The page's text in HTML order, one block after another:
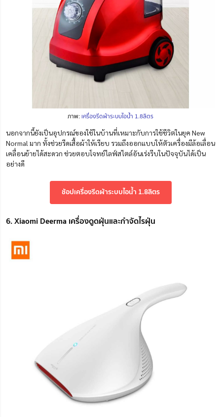
ภาพ: เครื่องรีดผ้าระบบไอน้ำ 1.8ลิตร
นอกจากนี้ยังเป็นอุปกรณ์ของใช้ในบ้านที่เหมาะกับการใช้ชีวิตในยุค New
Normal มาก ทั้งช่วยรีดเสื้อผ้าให้เรียบ รวมถึงออกแบบให้ตัวเครื่องมีล้อเลื่อน
เคลื่อนย้ายได้สะดวก ช่วยตอบโจทย์ไลฟ์สไตล์อันเร่งรีบในปัจจุบันได้เป็น
อย่างดี
ช้อปเครื่องรีดผ้าระบบไอน้ำ 1.8ลิตร
6. Xiaomi Deerma เครื่องดูดฝุ่นและกำจัดไรฝุ่น